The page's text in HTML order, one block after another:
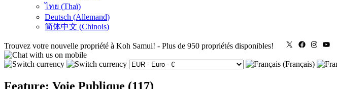
ไทย (Thaï)
Deutsch (Allemand)
简体中文 (Chinois)
Trouvez votre nouvelle propriété à Koh Samui! - Plus de 950 propriétés disponibles! X Facebook
Feature: Voie Publique (117)